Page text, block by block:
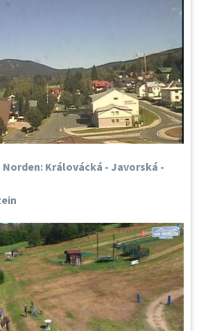
Norden: Královácká - Javorská -